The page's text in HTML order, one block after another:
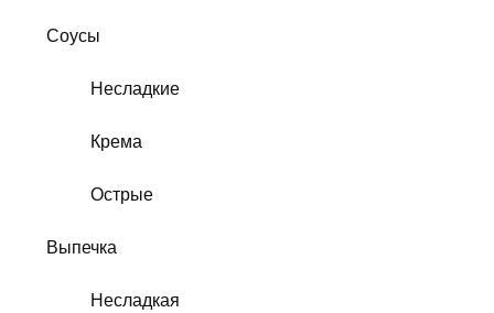
Соусы
Несладкие
Крема
Острые
Выпечка
Несладкая